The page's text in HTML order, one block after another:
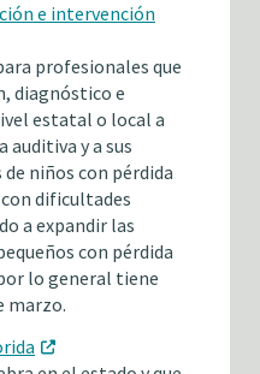
e intervención
profesionales que
diagnóstico e
estatal o local a
auditiva y a sus
niños con pérdida
dificultades
a expandir las
con pérdida
lo general tiene
marzo.